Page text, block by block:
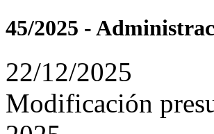
45/2025 -
22/12/2025
Modificación